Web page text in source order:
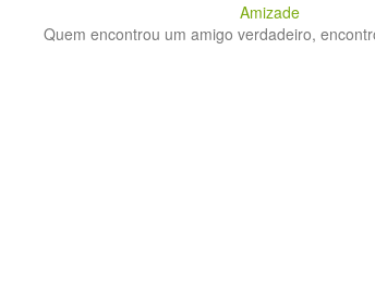
Amizade
Quem encontrou um amigo verdadeiro,